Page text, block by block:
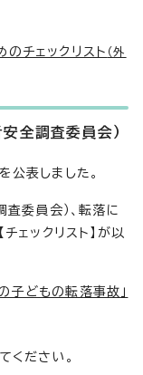
チェックリスト （外
安全調査委員会）
表しました。
査委員会）、転落に
ェックリスト】が以
子どもの転落事故」
ください。